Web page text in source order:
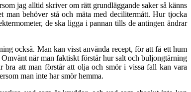
jag alltid skriver om rätt grundläggande saker så känns
behöver stå och mäta med decilitermått. Hur tjocka
de ska ligga i pannan tills de antingen ändrar
också. Man kan visst använda recept, för att få ett hum
när man faktiskt förstår hur salt och buljongtärning
bra att man förstår att olja och smör i vissa fall kan vara
man inte har smör hemma.